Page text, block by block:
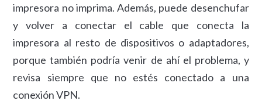
impresora no imprima. Además, puede desenchufar
y volver a conectar el cable que conecta la
impresora al resto de dispositivos o adaptadores,
porque también podría venir de ahí el problema, y
revisa siempre que no estés conectado a una
conexión VPN.